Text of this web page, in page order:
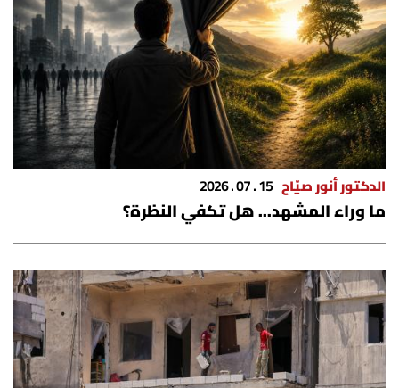
الدكتور أنور صيّاح 15 . 07 . 2026
ما وراء المشهد... هل تكفي النظرة؟